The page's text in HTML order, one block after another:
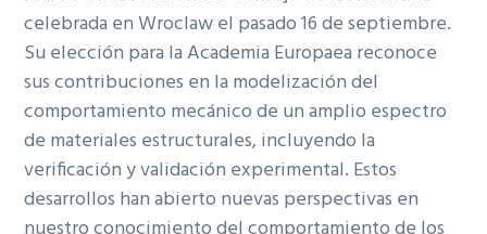
celebrada en Wroclaw el pasado 16 de septiembre.
Su elección para la Academia Europaea reconoce
sus contribuciones en la modelización del
comportamiento mecánico de un amplio espectro
de materiales estructurales, incluyendo la
verificación y validación experimental. Estos
desarrollos han abierto nuevas perspectivas en